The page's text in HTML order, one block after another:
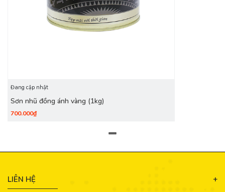
Đang cập nhật
Sơn nhũ đồng ánh vàng (1kg)
700.000₫
LIÊN HỆ